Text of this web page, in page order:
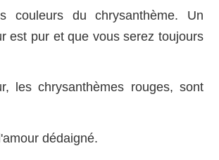
couleurs du chrysanthème. Un
est pur et que vous serez toujours
les chrysanthèmes rouges, sont
dédaigné.